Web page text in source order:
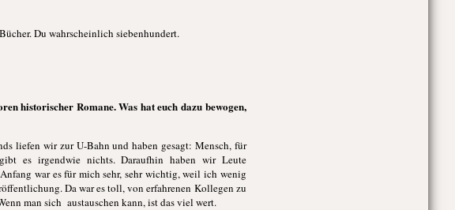
Du wahrscheinlich siebenhundert.
historischer Romane. Was hat euch dazu bewogen,
liefen wir zur U-Bahn und haben gesagt: Mensch, für
es irgendwie nichts. Daraufhin haben wir Leute
war es für mich sehr, sehr wichtig, weil ich wenig
Da war es toll, von erfahrenen Kollegen zu
man sich austauschen kann, ist das viel wert.